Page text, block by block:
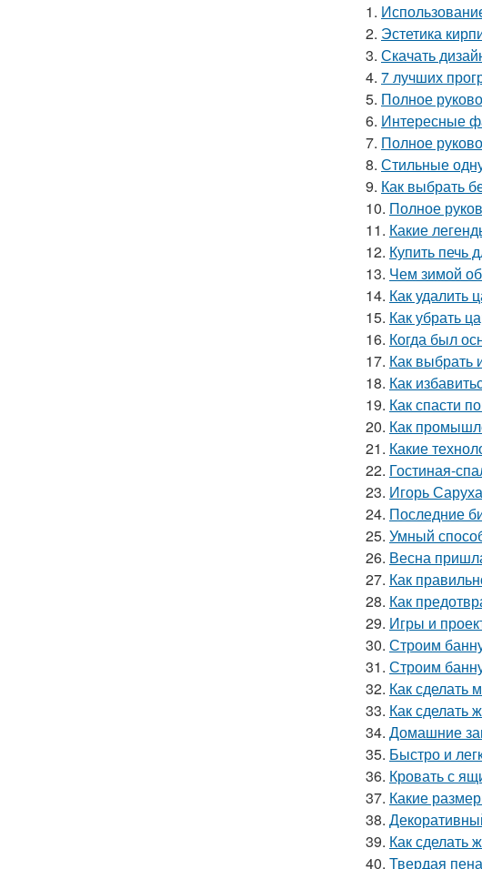
1.
2. Эстетика
3. Скачать
4. 7 лучших
5. Полное
6. Интересные
7. Полное
8. Стильные
9. Как выбрать
10. Полное
11. Какие
12. Купить печь
13. Чем зимой
14. Как удалить
15. Как убрать
16. Когда был
17. Как выбрать
18. Как
19. Как спасти
20. Как
21. Какие
22. Гостиная-
23. Игорь
24. Последние
25. Умный
26. Весна
27. Как
28. Как
29. Игры и
30. Строим
31. Строим
32. Как сделать
33. Как сделать
34. Домашние
35. Быстро и
36. Кровать с
37. Какие
38.
39. Как сделать
40. Твердая